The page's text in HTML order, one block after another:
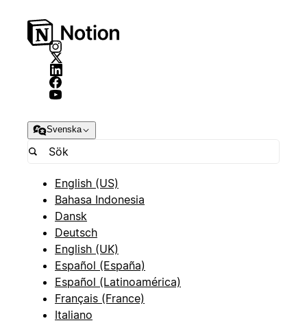
Svenska
English (US)
Bahasa Indonesia
Dansk
Deutsch
English (UK)
Español (España)
Español (Latinoamérica)
Français (France)
Italiano